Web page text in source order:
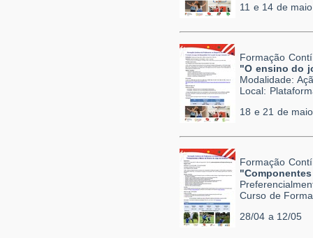
11 e 14 de maio
Formação
"O ensino do
Modalidade:
Local:
18 e 21 de maio
Formação
Curso de
28/04 a 12/05